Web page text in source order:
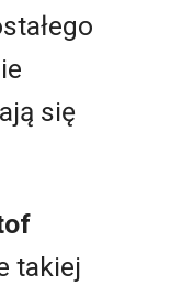
się
takiej